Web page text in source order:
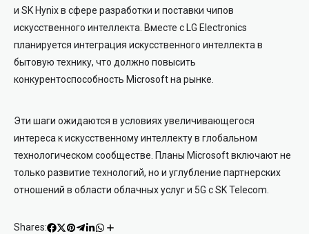
и SK Hynix в сфере разработки и поставки чипов
искусственного интеллекта. Вместе с LG Electronics
планируется интеграция искусственного интеллекта в
бытовую технику, что должно повысить
конкурентоспособность Microsoft на рынке.
Эти шаги ожидаются в условиях увеличивающегося
интереса к искусственному интеллекту в глобальном
технологическом сообществе. Планы Microsoft включают не
только развитие технологий, но и углубление партнерских
отношений в области облачных услуг и 5G с SK Telecom.
Shares: